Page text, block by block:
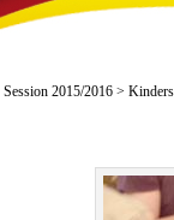
Session 2015/2016 >